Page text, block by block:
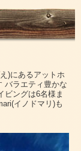
)にあるアットホ
バラエティ豊かな
ビングは6名様ま
イノドマリ)も